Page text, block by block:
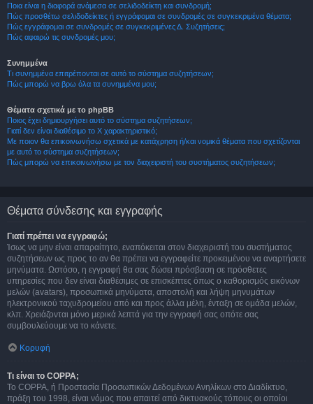
Ποια είναι η διαφορά ανάμεσα σε σελιδοδείκτη και συνδρομή;
Πώς προσθέτω σελιδοδείκτες ή εγγράφομαι σε συνδρομές σε συγκεκριμένα θέματα;
Πώς εγγράφομαι σε συνδρομές σε συγκεκριμένες Δ. Συζητήσεις;
Πώς αφαιρώ τις συνδρομές μου;
Συνημμένα
Τι συνημμένα επιτρέπονται σε αυτό το σύστημα συζητήσεων;
Πώς μπορώ να βρω όλα τα συνημμένα μου;
Θέματα σχετικά με το phpBB
Ποιος έχει δημιουργήσει αυτό το σύστημα συζητήσεων;
Γιατί δεν είναι διαθέσιμο το Χ χαρακτηριστικό;
Με ποιον θα επικοινωνήσω σχετικά με κατάχρηση ή/και νομικά θέματα που σχετίζονται
με αυτό το σύστημα συζητήσεων;
Πώς μπορώ να επικοινωνήσω με τον διαχειριστή του συστήματος συζητήσεων;
Θέματα σύνδεσης και εγγραφής
Γιατί πρέπει να εγγραφώ;
Ίσως να μην είναι απαραίτητο, εναπόκειται στον διαχειριστή του συστήματος
συζητήσεων ως προς το αν θα πρέπει να εγγραφείτε προκειμένου να αναρτήσετε
μηνύματα. Ωστόσο, η εγγραφή θα σας δώσει πρόσβαση σε πρόσθετες
υπηρεσίες που δεν είναι διαθέσιμες σε επισκέπτες όπως ο καθορισμός εικόνων
μελών (avatars), προσωπικά μηνύματα, αποστολή και λήψη μηνυμάτων
ηλεκτρονικού ταχυδρομείου από και προς άλλα μέλη, ένταξη σε ομάδα μελών,
κλπ. Χρειάζονται μόνο μερικά λεπτά για την εγγραφή σας οπότε σας
συμβουλεύουμε να το κάνετε.
Κορυφή
Τι είναι το COPPA;
Το COPPA, ή Προστασία Προσωπικών Δεδομένων Ανηλίκων στο Διαδίκτυο,
πράξη του 1998, είναι νόμος που απαιτεί από δικτυακούς τόπους οι οποίοι